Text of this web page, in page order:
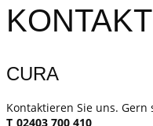
KONTAKT
CURA
Kontaktieren Sie uns.
T 02403 700 410